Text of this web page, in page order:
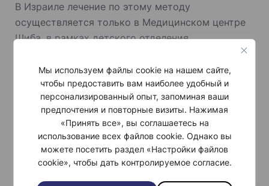
Мы используем файлы cookie на нашем сайте,
чтобы предоставить вам наиболее удобный и
персонализированный опыт, запоминая ваши
предпочтения и повторные визиты. Нажимая
«Принять все», вы соглашаетесь на
использование всех файлов cookie. Однако вы
можете посетить раздел «Настройки файлов
cookie», чтобы дать контролируемое согласие.
В Израиле лечение по этому методу
осуществляется только в Медицинском центре
Шиба, в рамках детского отделения
онкологии им. Эллы Лемельбаум. Шиба – это
первая больница, которая начала применять этот
инновационный метод лечения за пределами
США. На сегодняшний день этот вид терапии
доступен в США только в рамках клинических
исследований. Преимущества терапии CAR-T-
клетками в клинике Шиба: